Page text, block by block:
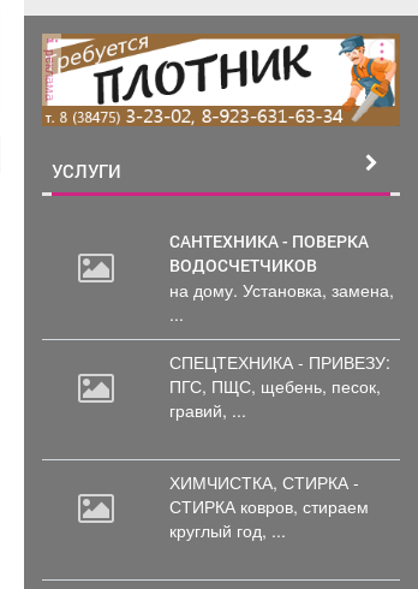
реклама
УСЛУГИ
САНТЕХНИКА - ПОВЕРКА
ВОДОСЧЕТЧИКОВ
на дому. Установка, замена,
...
СПЕЦТЕХНИКА - ПРИВЕЗУ:
ПГС, ПЩС, щебень, песок,
гравий, ...
ХИМЧИСТКА, СТИРКА -
СТИРКА ковров, стираем
круглый год, ...